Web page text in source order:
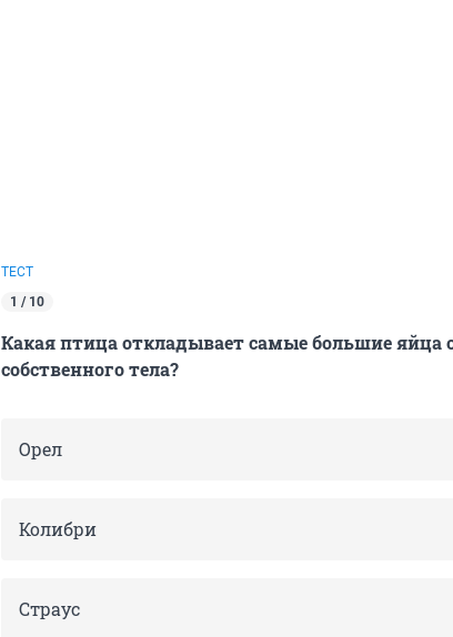
ТЕСТ
1 / 10
Какая птица откладывает самые большие яйца
собственного тела?
Орел
Колибри
Страус